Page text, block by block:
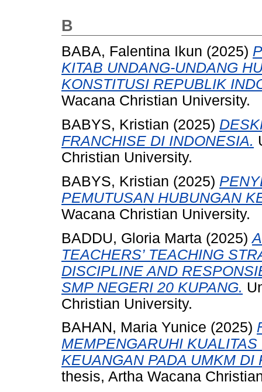
B
BABA, Falentina Ikun (2025)
KITAB UNDANG-UNDANG
KONSTITUSI REPUBLIK
Wacana Christian University.
BABYS, Kristian (2025)
FRANCHISE DI INDONESIA.
Christian University.
BABYS, Kristian (2025)
PEMUTUSAN HUBUNGAN
Wacana Christian University.
BADDU, Gloria Marta (2025)
TEACHERS’ TEACHING
DISCIPLINE AND
SMP NEGERI 20 KUPANG.
Christian University.
BAHAN, Maria Yunice (2025)
MEMPENGARUHI
KEUANGAN PADA UMKM DI
thesis, Artha Wacana